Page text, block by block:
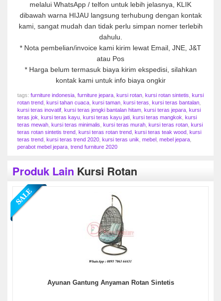
melalui WhatsApp / telfon untuk lebih jelasnya, KLIK
dibawah warna HIJAU langsung terhubung dengan kontak
kami, sangat mudah dan tidak perlu simpan nomer terlebih
dahulu.
* Nota pembelian/invoice kami kirim lewat Email, JNE, J&T
atau Pos
* Harga belum termasuk biaya kirim ekspedisi, silahkan
kontak kami untuk info biaya ongkir
tags: furniture indonesia furniture jepara kursi rotan kursi rotan sintetis kursi
rotan trend kursi tahan cuaca kursi taman kursi teras kursi teras bantalan
kursi teras inovatif kursi teras jengki bantalan hitam kursi teras jepara kursi
teras jok kursi teras kayu kursi teras kayu jati kursi teras mangkok kursi
teras mewah kursi teras minimalis kursi teras murah kursi teras rotan kursi
teras rotan sintetis trend kursi teras rotan trend kursi teras teak wood kursi
teras trend kursi teras trend 2020 kursi teras unik mebel mebel jepara
perabot mebel jepara trend furniture 2020
Produk Lain Kursi Rotan
Ayunan Gantung Anyaman Rotan Sintetis